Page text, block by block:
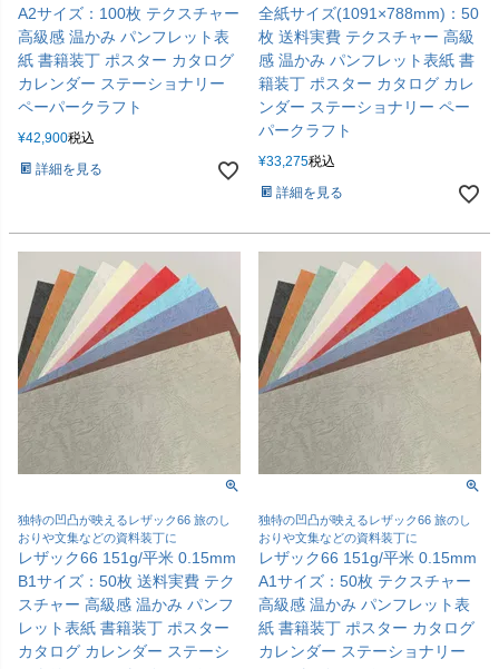
A2サイズ：100枚 テクスチャー
高級感 温かみ パンフレット表
紙 書籍装丁 ポスター カタログ
カレンダー ステーショナリー
ペーパークラフト
¥42,900税込
詳細を見る
全紙サイズ(1091×788mm)：50
枚 送料実費 テクスチャー 高級
感 温かみ パンフレット表紙 書
籍装丁 ポスター カタログ カレ
ンダー ステーショナリー ペー
パークラフト
¥33,275税込
詳細を見る
独特の凹凸が映えるレザック66 旅のし
おりや文集などの資料装丁に
レザック66 151g/平米 0.15mm
B1サイズ：50枚 送料実費 テク
スチャー 高級感 温かみ パンフ
レット表紙 書籍装丁 ポスター
カタログ カレンダー ステーシ
独特の凹凸が映えるレザック66 旅のし
おりや文集などの資料装丁に
レザック66 151g/平米 0.15mm
A1サイズ：50枚 テクスチャー
高級感 温かみ パンフレット表
紙 書籍装丁 ポスター カタログ
カレンダー ステーショナリー